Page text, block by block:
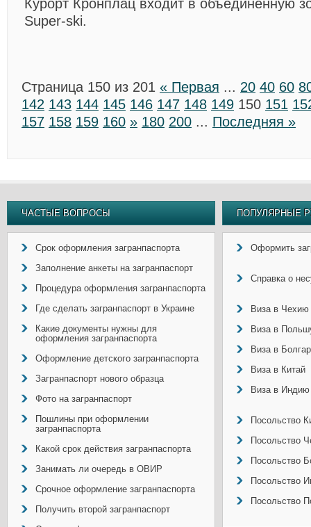
Курорт Кронплац входит в объединенную
Super-ski.
Страница 150 из 201 « Первая ... 20 40 60
142 143 144 145 146 147 148 149 150 151
157 158 159 160 » 180 200 ... Последняя »
ЧАСТЫЕ ВОПРОСЫ
Срок оформления загранпаспорта
Заполнение анкеты на загранпаспорт
Процедура оформления загранпаспорта
Где сделать загранпаспорт в Украине
Какие документы нужны для
оформления загранпаспорта
Оформление детского загранпаспорта
Загранпаспорт нового образца
Фото на загранпаспорт
Пошлины при оформлении
загранпаспорта
Какой срок действия загранпаспорта
Занимать ли очередь в ОВИР
Срочное оформление загранпаспорта
Получить второй загранпаспорт
ПОПУЛЯРНЫЕ
Оформить
Справка о
Виза в Чехию
Виза в
Виза в
Виза в Китай
Виза в Индию
Посольство
Посольство
Посольство
Посольство
Посольство